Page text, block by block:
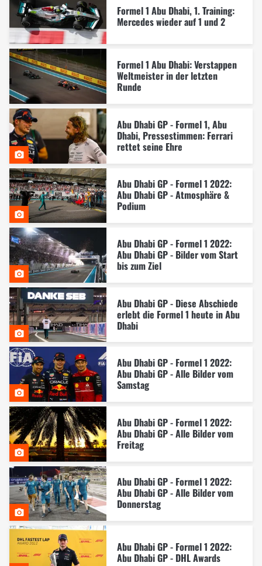
Formel 1 Abu Dhabi, 1. Training:
Mercedes wieder auf 1 und 2
Formel 1 Abu Dhabi: Verstappen
Weltmeister in der letzten
Runde
Abu Dhabi GP - Formel 1, Abu
Dhabi, Pressestimmen: Ferrari
rettet seine Ehre
Abu Dhabi GP - Formel 1 2022:
Abu Dhabi GP - Atmosphäre &
Podium
Abu Dhabi GP - Formel 1 2022:
Abu Dhabi GP - Bilder vom Start
bis zum Ziel
Abu Dhabi GP - Diese Abschiede
erlebt die Formel 1 heute in Abu
Dhabi
Abu Dhabi GP - Formel 1 2022:
Abu Dhabi GP - Alle Bilder vom
Samstag
Abu Dhabi GP - Formel 1 2022:
Abu Dhabi GP - Alle Bilder vom
Freitag
Abu Dhabi GP - Formel 1 2022:
Abu Dhabi GP - Alle Bilder vom
Donnerstag
Abu Dhabi GP - Formel 1 2022:
Abu Dhabi GP - DHL Awards